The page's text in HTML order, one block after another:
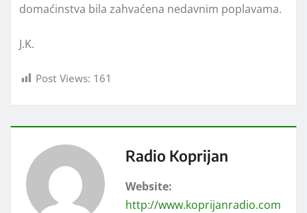
domaćinstva bila zahvaćena nedavnim poplavama.
J.K.
Post Views: 161
Radio Koprijan
Website:
http://www.koprijanradio.com